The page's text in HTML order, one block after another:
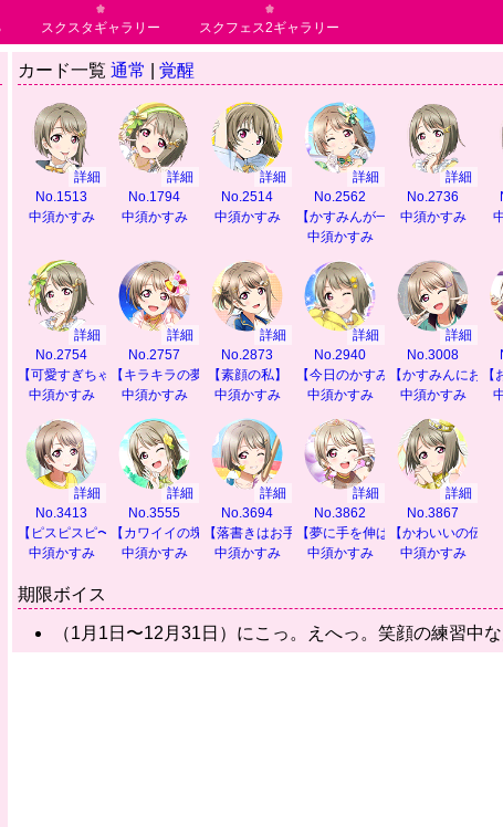
スクスタギャラリー スクフェス2ギャラリー
カード一覧 通常 覚醒
詳細
No.1513
中須かすみ
詳細
No.1794
中須かすみ
詳細
No.2514
中須かすみ
詳細
No.2562
【かすみんが一番】
中須かすみ
詳細
No.2736
中須かすみ
詳細
No.2754
【可愛すぎちゃう？】
中須かすみ
詳細
No.2757
【キラキラの夢】
中須かすみ
詳細
No.2873
【素顔の私】
中須かすみ
詳細
No.2940
【今日のかすみんも】
中須かすみ
詳細
No.3008
【かすみんにお任
中須かすみ
詳細
No.3413
【ピスピスピ〜ス♪】
中須かすみ
詳細
No.3555
【カワイイの塊！】
中須かすみ
詳細
No.3694
【落書きはお手の物】
中須かすみ
詳細
No.3862
【夢に手を伸ばして】
中須かすみ
詳細
No.3867
【かわいいの伝道
中須かすみ
期限ボイス
（1月1日〜12月31日）にこっ。えへっ。笑顔の練習中